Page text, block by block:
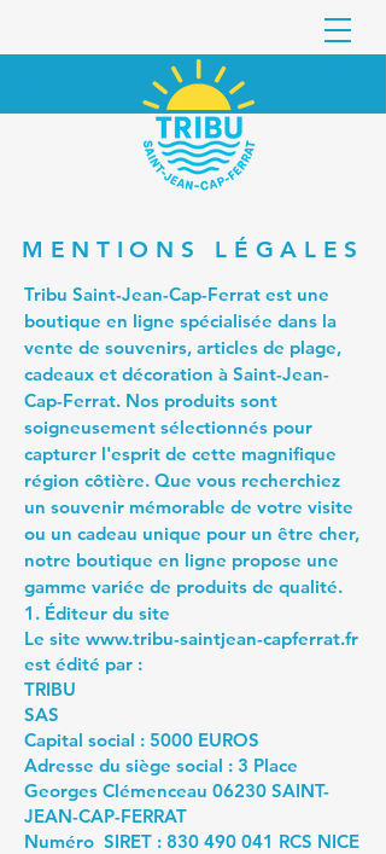
MENTIONS LÉGALES
Tribu Saint-Jean-Cap-Ferrat est une
boutique en ligne spécialisée dans la
vente de souvenirs, articles de plage,
cadeaux et décoration à Saint-Jean-
Cap-Ferrat. Nos produits sont
soigneusement sélectionnés pour
capturer l'esprit de cette magnifique
région côtière. Que vous recherchiez
un souvenir mémorable de votre visite
ou un cadeau unique pour un être cher,
notre boutique en ligne propose une
gamme variée de produits de qualité.
1. Éditeur du site
Le site www.tribu-saintjean-capferrat.fr
est édité par :
TRIBU
SAS
Capital social : 5000 EUROS
Adresse du siège social : 3 Place
Georges Clémenceau 06230 SAINT-
JEAN-CAP-FERRAT
Numéro SIRET : 830 490 041 RCS NICE